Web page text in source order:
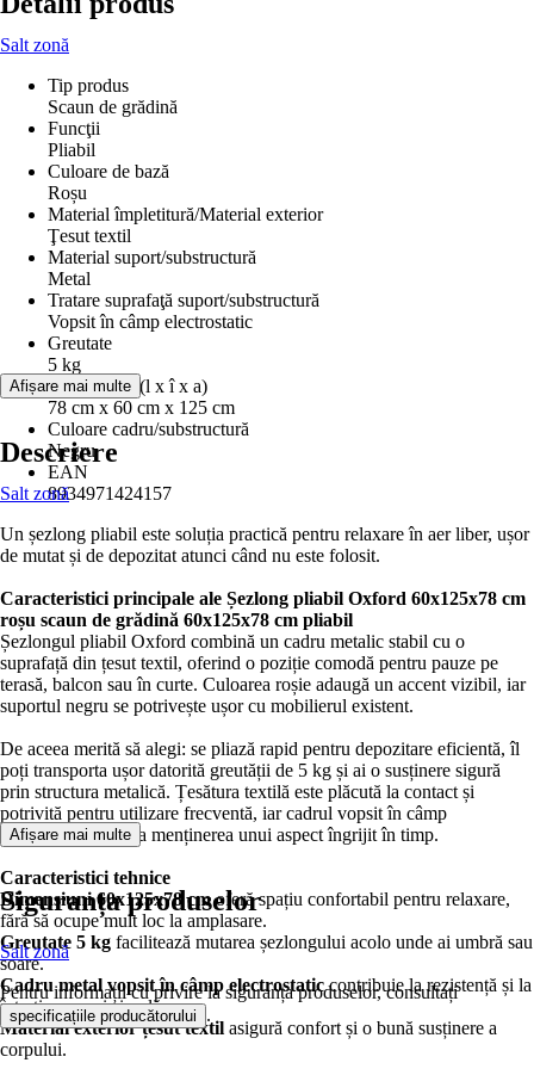
Salt zonă
Tip produs
Scaun de grădină
Funcţii
Pliabil
Culoare de bază
Roșu
Material împletitură/Material exterior
Ţesut textil
Material suport/substructură
Metal
Tratare suprafaţă suport/substructură
Vopsit în câmp electrostatic
Greutate
5 kg
Dimensiuni (l x î x a)
78 cm x 60 cm x 125 cm
Culoare cadru/substructură
Negru
EAN
8934971424157
Afișare mai multe
Descriere
Salt zonă
Un șezlong pliabil este soluția practică pentru relaxare în aer liber, ușor
de mutat și de depozitat atunci când nu este folosit.
Caracteristici principale ale Șezlong pliabil Oxford 60x125x78 cm
roșu scaun de grădină 60x125x78 cm pliabil
Șezlongul pliabil Oxford combină un cadru metalic stabil cu o
suprafață din țesut textil, oferind o poziție comodă pentru pauze pe
terasă, balcon sau în curte. Culoarea roșie adaugă un accent vizibil, iar
suportul negru se potrivește ușor cu mobilierul existent.
De aceea merită să alegi: se pliază rapid pentru depozitare eficientă, îl
poți transporta ușor datorită greutății de 5 kg și ai o susținere sigură
prin structura metalică. Țesătura textilă este plăcută la contact și
potrivită pentru utilizare frecventă, iar cadrul vopsit în câmp
electrostatic ajută la menținerea unui aspect îngrijit în timp.
Caracteristici tehnice
Dimensiuni 60x125x78 cmoferă spațiu confortabil pentru relaxare,
fără să ocupe mult loc la amplasare.
Greutate 5 kg facilitează mutarea șezlongului acolo unde ai umbră sau
soare.
Cadru metal vopsit în câmp electrostaticcontribuie la rezistență și la
întreținere mai simplă.
Material exterior țesut textil asigură confort și o bună susținere a
corpului.
Afișare mai multe
Siguranța produselor
Salt zonă
Pentru informații cu privire la siguranța produselor, consultați
specificațiile producătorului .